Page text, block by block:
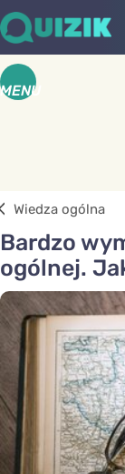
MENU
Wiedza ogólna
Bardzo
ogólnej.